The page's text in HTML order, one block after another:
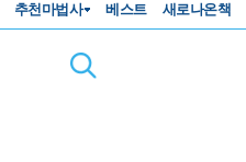
추천마법사 베스트 새로나온책